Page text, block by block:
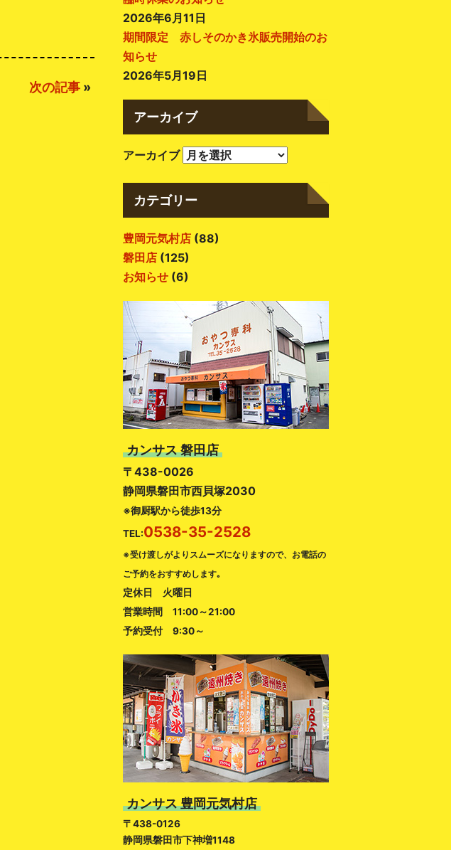
次の記事 »
2026年6月11日
期間限定 赤しそのかき氷販売開始のお
知らせ
2026年5月19日
アーカイブ
アーカイブ
カテゴリー
豊岡元気村店 (88)
磐田店 (125)
お知らせ (6)
カンサス 磐田店
〒438-0026
静岡県磐田市西貝塚2030
※御厨駅から徒歩13分
TEL:0538-35-2528
※受け渡しがよりスムーズになりますので、お電話の
ご予約をおすすめします｡
定休日 火曜日
営業時間 11:00～21:00
予約受付 9:30～
カンサス 豊岡元気村店
〒438-0126
静岡県磐田市下神増1148